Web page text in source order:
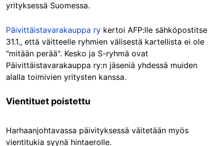
yrityksessä Suomessa.
Päivittäistavarakauppa ry kertoi AFP:lle sähköpostitse
31.1., että väitteelle ryhmien välisestä kartellista ei ole
"mitään perää". Kesko ja S-ryhmä ovat
Päivittäistavarakauppa ry:n jäseniä yhdessä muiden
alalla toimivien yritysten kanssa.
Vientituet poistettu
Harhaanjohtavassa päivityksessä väitetään myös
vientitukia syynä hintaerolle.